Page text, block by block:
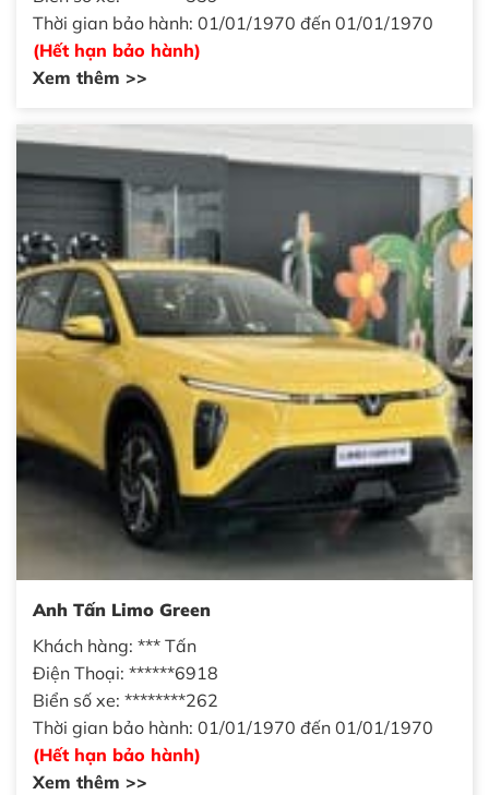
Thời gian bảo hành: 01/01/1970 đến 01/01/1970
(Hết hạn bảo hành)
Xem thêm >>
Anh Tấn Limo Green
Khách hàng: *** Tấn
Điện Thoại: ******6918
Biển số xe: ********262
Thời gian bảo hành: 01/01/1970 đến 01/01/1970
(Hết hạn bảo hành)
Xem thêm >>